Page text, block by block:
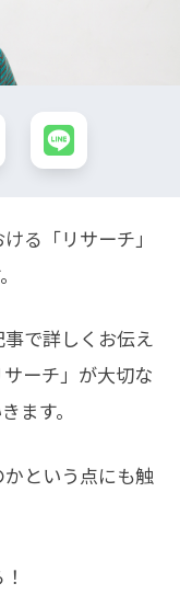
る「リサーチ」
で詳しくお伝え
ーチ」が大切な
ます。
という点にも触